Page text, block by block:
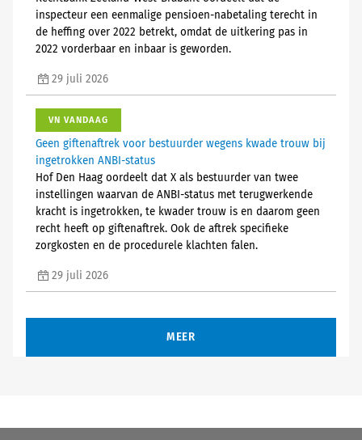
inspecteur een eenmalige pensioen-nabetaling terecht in
de heffing over 2022 betrekt, omdat de uitkering pas in
2022 vorderbaar en inbaar is geworden.
29 juli 2026
VN VANDAAG
Geen giftenaftrek voor bestuurder wegens kwade trouw bij
ingetrokken ANBI-status
Hof Den Haag oordeelt dat X als bestuurder van twee
instellingen waarvan de ANBI-status met terugwerkende
kracht is ingetrokken, te kwader trouw is en daarom geen
recht heeft op giftenaftrek. Ook de aftrek specifieke
zorgkosten en de procedurele klachten falen.
29 juli 2026
MEER